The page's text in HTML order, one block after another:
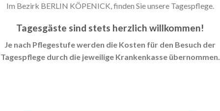
Im Bezirk BERLIN KÖPENICK, finden Sie unsere Tagespflege.
Tagesgäste sind stets herzlich willkommen!
Je nach Pflegestufe werden die Kosten für den Besuch der
Tagespflege durch die jeweilige Krankenkasse übernommen.